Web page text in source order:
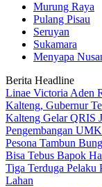
Murung Raya
Pulang Pisau
Seruyan
Sukamara
Menyapa
Berita Headline
Linae Victoria Aden
Kalteng, Gubernur
Kalteng Gelar QRIS
Pengembangan
Pesona Tambun
Bisa Tebus Bapok
Tiga Terduga Pelaku
Lahan